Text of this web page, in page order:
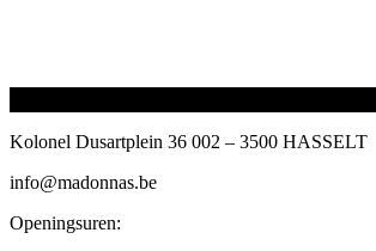
Kolonel Dusartplein 36 002 – 3500 HASSELT
info@madonnas.be
Openingsuren: